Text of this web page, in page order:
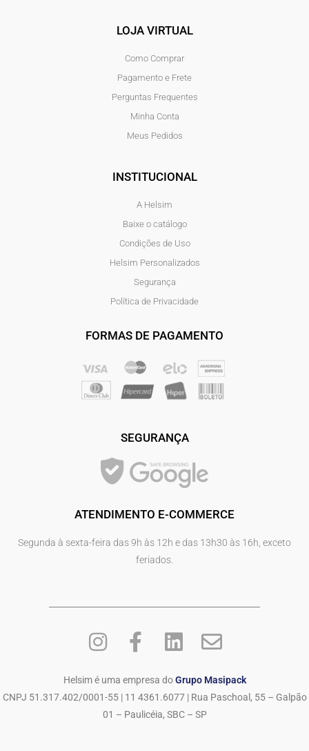
LOJA VIRTUAL
Como Comprar
Pagamento e Frete
Perguntas Frequentes
Minha Conta
Meus Pedidos
INSTITUCIONAL
A Helsim
Baixe o catálogo
Condições de Uso
Helsim Personalizados
Segurança
Política de Privacidade
FORMAS DE PAGAMENTO
SEGURANÇA
ATENDIMENTO E-COMMERCE
Segunda à sexta-feira das 9h às 12h e das 13h30 às 16h, exceto
feriados.
Helsim é uma empresa doGrupo Masipack
CNPJ 51.317.402/0001-55 | 11 4361.6077 | Rua Paschoal, 55 – Galpão
01 – Paulicéia, SBC – SP